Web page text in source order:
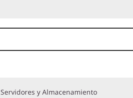
Servidores y Almacenamiento